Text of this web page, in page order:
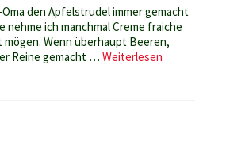
den Apfelstrudel immer gemacht
ich manchmal Creme fraiche
Wenn überhaupt Beeren,
Reine gemacht … Weiterlesen